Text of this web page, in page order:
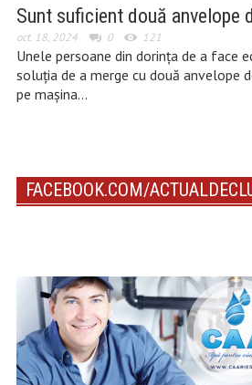
Sunt suficient două anvelope
oct. 18, 2024 0 121
Unele persoane din dorința de a face
soluția de a merge cu două anvelope
pe mașina…
FACEBOOK.COM/